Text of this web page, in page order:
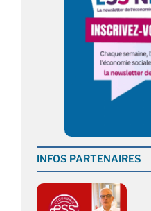
INFOS PARTENAIRES